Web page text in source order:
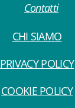
Contatti
CHI SIAMO
PRIVACY POLICY
COOKIE POLICY